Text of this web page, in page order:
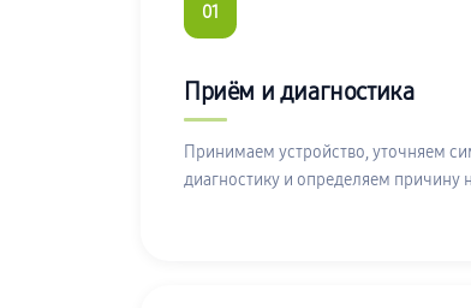
01
Приём и диагностика
Принимаем устройство, уточняем
диагностику и определяем причину